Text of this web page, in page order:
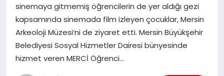
POLITIKA
YAŞAM
sinemaya gitmemiş öğrencilerin de yer aldığı gezi
kapsamında sinemada film izleyen çocuklar, Mersin
Arkeoloji Müzesi’ni de ziyaret etti. Mersin Büyükşehir
Belediyesi Sosyal Hizmetler Dairesi bünyesinde
hizmet veren MERCİ Öğrenci…